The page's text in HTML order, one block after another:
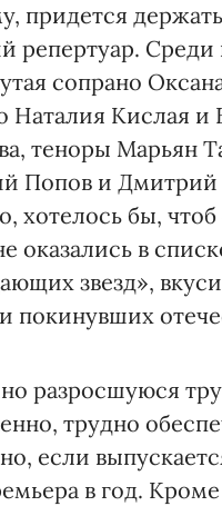
придется
репертуар. Среди
сопрано
Наталия Кислая и
теноры Марьян
Попов и Дмитрий
хотелось бы,
оказались в
звезд»,
покинувших
разросшуюся
трудно
если
в год. Кроме